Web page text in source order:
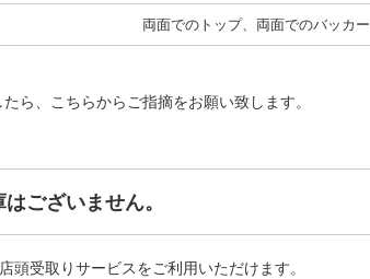
両面でのトップ、両面でのバッカー
ら、こちらからご指摘をお願い致します。
ございません。
頭受取りサービスをご利用いただけます。